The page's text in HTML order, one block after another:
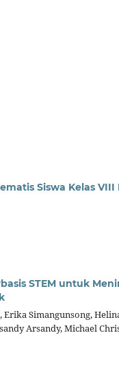
Siswa Kelas
STEM untuk
Simangunsong,
Arsandy, Michael